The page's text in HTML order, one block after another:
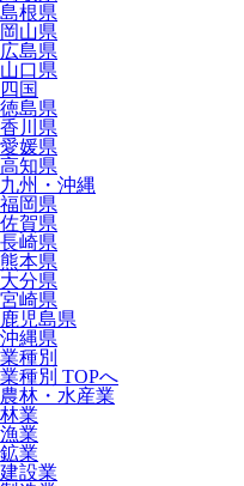
島根県
岡山県
広島県
山口県
四国
徳島県
香川県
愛媛県
高知県
九州・沖縄
福岡県
佐賀県
長崎県
熊本県
大分県
宮崎県
鹿児島県
沖縄県
業種別
業種別 TOPへ
農林・水産業
林業
漁業
鉱業
建設業